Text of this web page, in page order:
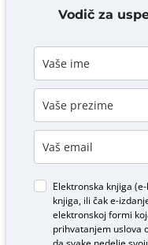
Vodič za
Elektronska knjiga
knjiga, ili čak e-
elektronskoj formi
prihvatanjem uslova